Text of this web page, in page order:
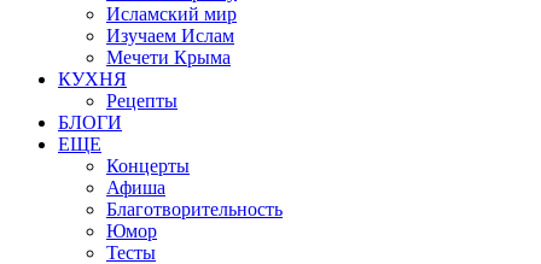
Исламский мир
Изучаем Ислам
Мечети Крыма
КУХНЯ
Рецепты
БЛОГИ
ЕЩЕ
Концерты
Афиша
Благотворительность
Юмор
Тесты